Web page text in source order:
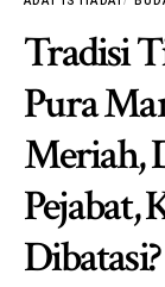
Tradisi
Pura
Meriah,
Pejabat,
Dibatasi?